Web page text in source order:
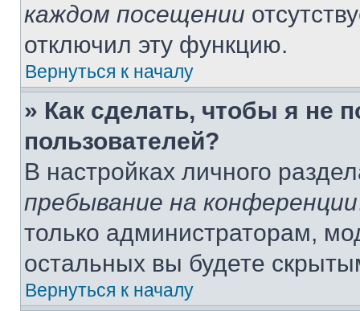
каждом посещении
отключил эту функцию.
Вернуться к началу
» Как сделать, чтобы я не
пользователей?
В настройках личного
пребывание на конференции
только администраторам,
остальных вы будете
Вернуться к началу